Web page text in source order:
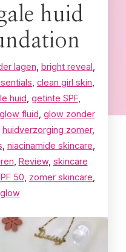
huid
lagen bright reveal
clean girl skin
huid getinte SPF,
glow fluid glow zonder
huidverzorging zomer,
niacinamide skincare
Review, skincare
50 zomer skincare